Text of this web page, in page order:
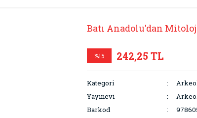
Batı Anadolu'dan
%15 242,25 TL
Kategori
Yayınevi
Barkod